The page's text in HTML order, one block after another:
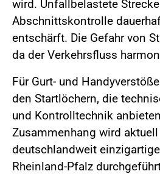
wird. Unfallbelastete
Abschnittskontrolle
entschärft. Die Gefahr von
da der Verkehrsfluss
Für Gurt- und
den Startlöchern, die
und Kontrolltechnik
Zusammenhang wird
deutschlandweit
Rheinland-Pfalz